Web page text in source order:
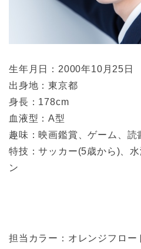
生年月日：2000年10月25日
出身地：東京都
身長：178cm
血液型：A型
趣味：映画鑑賞、ゲーム、読
特技：サッカー(5歳から)、
ン
担当カラー：オレンジフロー